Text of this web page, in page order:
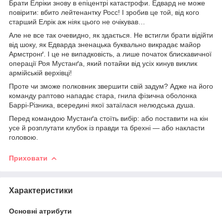
Брати Елріки знову в епіцентрі катастрофи. Едвард не може
повірити: вбито лейтенантку Росс! І зробив це той, від кого
старший Елрік аж ніяк цього не очікував…
Але не все так очевидно, як здається. Не встигли брати відійти
від шоку, як Едварда зненацька буквально викрадає майор
Армстронґ. І це не випадковість, а лише початок блискавичної
операції Роя Мустанґа, який потайки від усіх кинув виклик
армійській верхівці!
Проте чи зможе полковник звершити свій задум? Адже на його
команду раптово нападає стара, гнила фізична оболонка
Баррі-Різника, всередині якої затаїлася нелюдська душа.
Перед командою Мустанґа стоїть вибір: або поставити на кін
усе й розплутати клубок із правди та брехні — або накласти
головою.
Приховати
Характеристики
Основні атрибути